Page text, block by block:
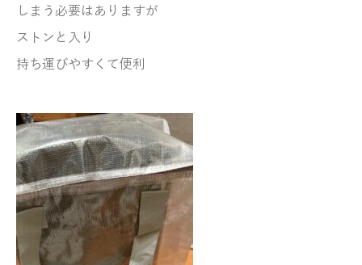
しまう必要はありますが
ストンと入り
持ち運びやすくて便利